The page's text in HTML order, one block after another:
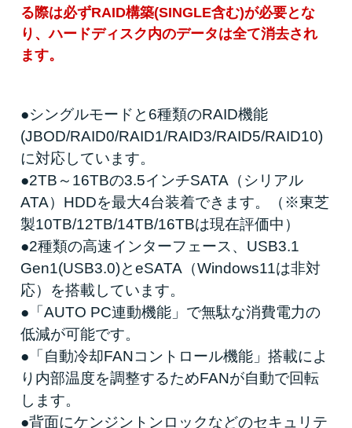
る際は必ずRAID構築(SINGLE含む)が必要とな
り、ハードディスク内のデータは全て消去され
ます。
●シングルモードと6種類のRAID機能
(JBOD/RAID0/RAID1/RAID3/RAID5/RAID10)
に対応しています。
●2TB～16TBの3.5インチSATA（シリアル
ATA）HDDを最大4台装着できます。（※東芝
製10TB/12TB/14TB/16TBは現在評価中）
●2種類の高速インターフェース、USB3.1
Gen1(USB3.0)とeSATA（Windows11は非対
応）を搭載しています。
●「AUTO PC連動機能」で無駄な消費電力の
低減が可能です。
●「自動冷却FANコントロール機能」搭載によ
り内部温度を調整するためFANが自動で回転
します。
●背面にケンジントンロックなどのセキュリテ